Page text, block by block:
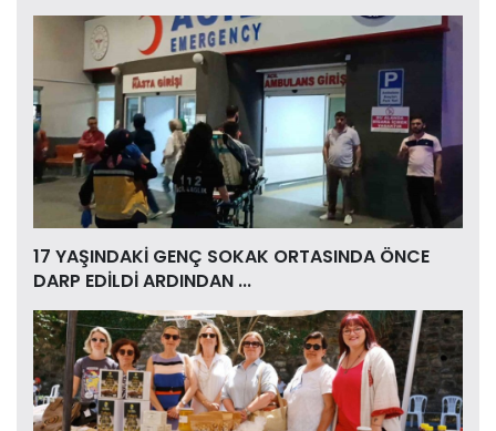
17 YAŞINDAKİ GENÇ SOKAK ORTASINDA ÖNCE
DARP EDİLDİ ARDINDAN ...